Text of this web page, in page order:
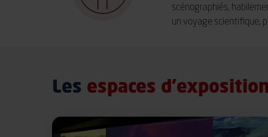
scénographiés,
un voyage scientifique,
Les espaces d’exposition